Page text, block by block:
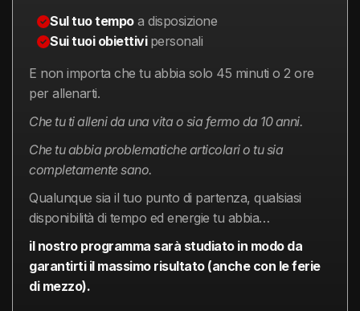
Sul tuo tempoa disposizione
Sui tuoi obiettivi personali
E non importa che tu abbia solo 45 minuti o 2 ore
per allenarti.
Che tu ti alleni da una vita o sia fermo da 10 anni.
Che tu abbia problematiche articolari o tu sia
completamente sano.
Qualunque sia il tuo punto di partenza, qualsiasi
disponibilità di tempo ed energie tu abbia…
il nostro programma sarà studiato in modo da
garantirti il massimo risultato (anche con le ferie
di mezzo).